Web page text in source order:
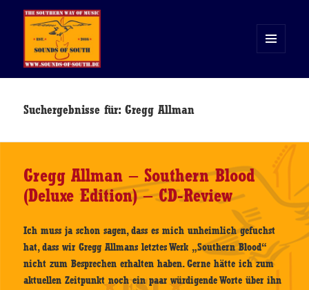
WIDGETS
Suchergebnisse für: Gregg Allman
Gregg Allman – Southern Blood
(Deluxe Edition) – CD-Review
Ich muss ja schon sagen, dass es mich unheimlich gefuchst
hat, dass wir Gregg Allmans letztes Werk „Southern Blood“
nicht zum Besprechen erhalten haben. Gerne hätte ich zum
aktuellen Zeitpunkt noch ein paar würdigende Worte über ihn